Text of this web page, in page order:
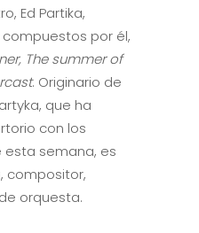
Ed Partika,
por él,
The summer of
. Originario de
que ha
con los
semana, es
compositor,
orquesta.